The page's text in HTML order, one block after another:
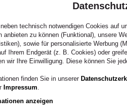
technisch notwendigen Cookies auf
anbieten zu können (Funktional), unsere
sowie für personalisierte Werbung
Ihrem Endgerät (z. B. Cookies) oder
wir Ihre Einwilligung. Diese können Sie
finden Sie in unserer
Impressum.
anzeigen